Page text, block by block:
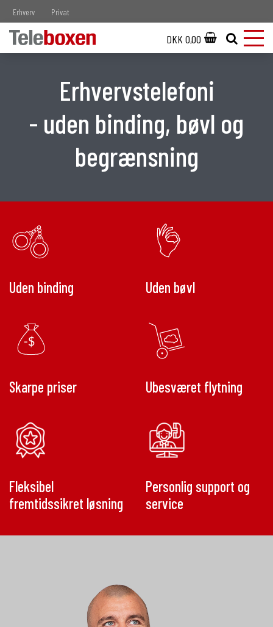
Erhverv Privat
DKK 0,00
Erhvervstelefoni
- uden binding, bøvl og
begrænsning
Uden binding Uden bøvl
Skarpe priser Ubesværet flytning
Fleksibel
fremtidssikret løsning
Personlig support og
service